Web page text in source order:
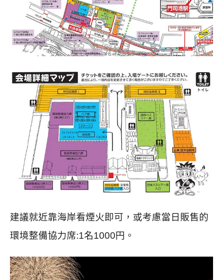
建議就近靠海岸看煙火即可，或考慮當日販售的
環境整備協力席:1名1000円 。